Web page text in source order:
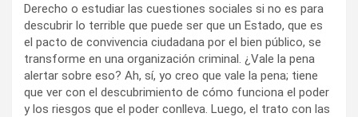
Derecho o estudiar las cuestiones sociales si no es para
descubrir lo terrible que puede ser que un Estado, que es
el pacto de convivencia ciudadana por el bien público, se
transforme en una organización criminal. ¿Vale la pena
alertar sobre eso? Ah, sí, yo creo que vale la pena; tiene
que ver con el descubrimiento de cómo funciona el poder
y los riesgos que el poder conlleva. Luego, el trato con las